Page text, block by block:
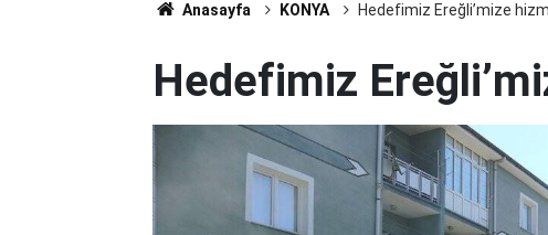
Anasayfa KONYA Hedefimiz Ereğli’mize
Hedefimiz